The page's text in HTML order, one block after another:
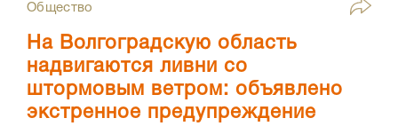
Общество
На Волгоградскую область
надвигаются ливни со
штормовым ветром: объявлено
экстренное предупреждение